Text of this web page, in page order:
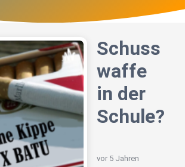
Schuss
waffe
in der
Schule?
vor 5 Jahren